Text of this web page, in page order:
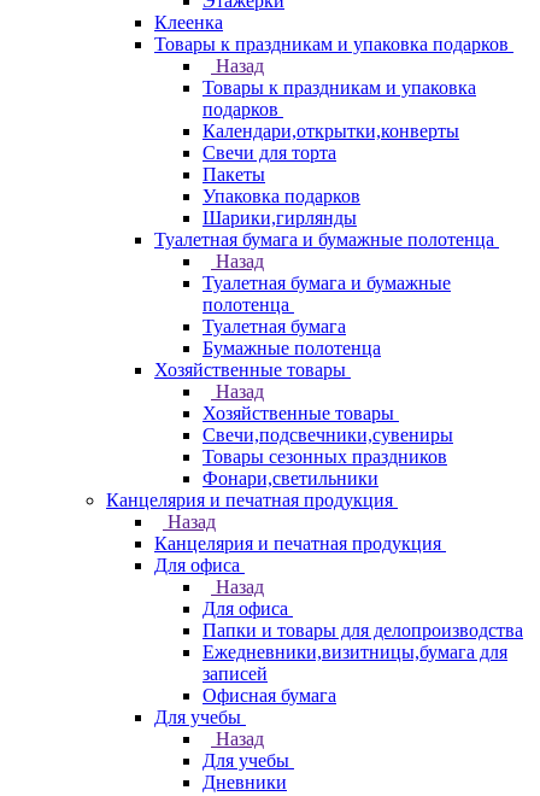
Клеенка
Товары к праздникам и упаковка подарков
Назад
Товары к праздникам и упаковка
подарков
Календари,открытки,конверты
Свечи для торта
Пакеты
Упаковка подарков
Шарики,гирлянды
Туалетная бумага и бумажные полотенца
Назад
Туалетная бумага и бумажные
полотенца
Туалетная бумага
Бумажные полотенца
Хозяйственные товары
Назад
Хозяйственные товары
Свечи,подсвечники,сувениры
Товары сезонных праздников
Фонари,светильники
Канцелярия и печатная продукция
Назад
Канцелярия и печатная продукция
Для офиса
Назад
Для офиса
Папки и товары для делопроизводства
Ежедневники,визитницы,бумага для
записей
Офисная бумага
Для учебы
Назад
Для учебы
Дневники